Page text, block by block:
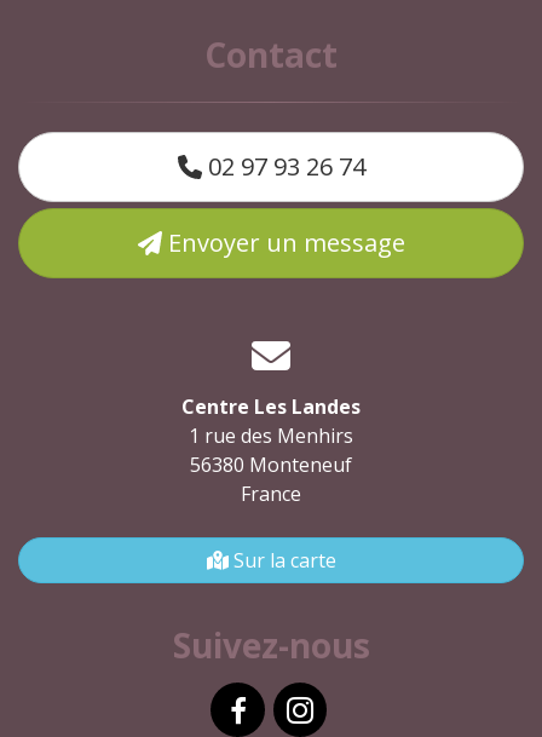
Contact
02 97 93 26 74
Envoyer un message
Centre Les Landes
1 rue des Menhirs
56380 Monteneuf
France
Sur la carte
Suivez-nous